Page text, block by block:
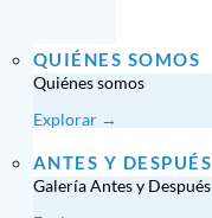
QUIÉNES SOMOS
Quiénes somos
Explorar →
ANTES Y DESPUÉS
Galería Antes y Después